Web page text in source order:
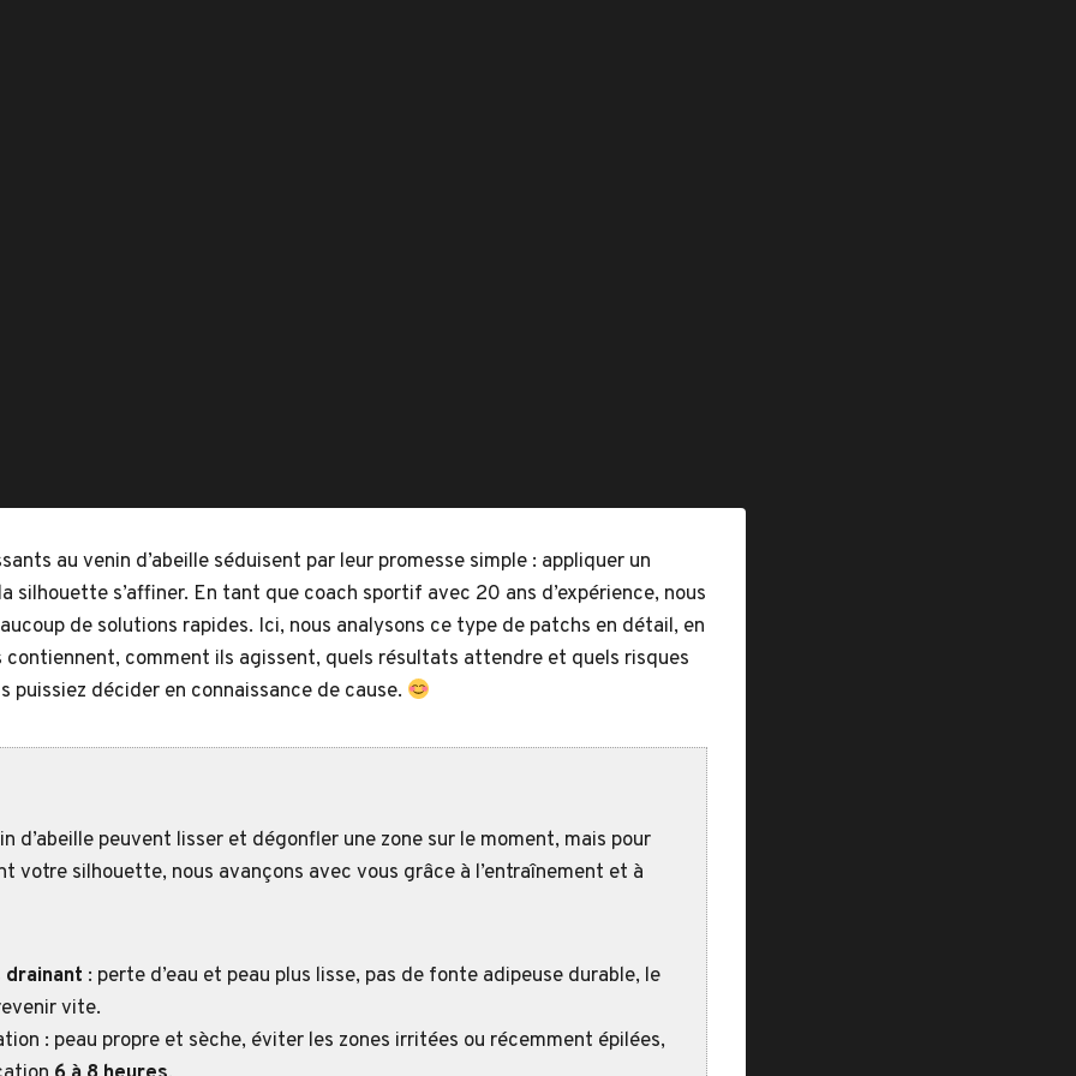
au venin d’abeille séduisent par leur promesse simple : appliquer un
silhouette s’affiner. En tant que coach sportif avec 20 ans d’expérience, nous
de solutions rapides. Ici, nous analysons ce type de patchs en détail, en
contiennent, comment ils agissent, quels résultats attendre et quels risques
puissiez décider en connaissance de cause.
d’abeille peuvent lisser et dégonfler une zone sur le moment, mais pour
votre silhouette, nous avançons avec vous grâce à l’entraînement et à
: perte d’eau et peau plus lisse, pas de fonte adipeuse durable, le
vite.
: peau propre et sèche, éviter les zones irritées ou récemment épilées,